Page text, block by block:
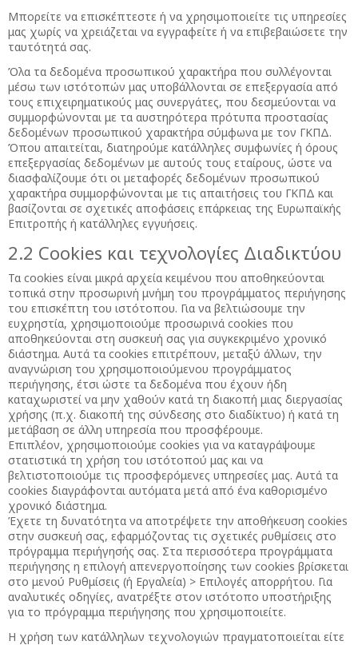
Μπορείτε να επισκέπτεστε ή να χρησιμοποιείτε τις υπηρεσίες
μας χωρίς να χρειάζεται να εγγραφείτε ή να επιβεβαιώσετε την
ταυτότητά σας.
Όλα τα δεδομένα προσωπικού χαρακτήρα που συλλέγονται
μέσω των ιστότοπών μας υποβάλλονται σε επεξεργασία από
τους επιχειρηματικούς μας συνεργάτες, που δεσμεύονται να
συμμορφώνονται με τα αυστηρότερα πρότυπα προστασίας
δεδομένων προσωπικού χαρακτήρα σύμφωνα με τον ΓΚΠΔ.
Όπου απαιτείται, διατηρούμε κατάλληλες συμφωνίες ή όρους
επεξεργασίας δεδομένων με αυτούς τους εταίρους, ώστε να
διασφαλίζουμε ότι οι μεταφορές δεδομένων προσωπικού
χαρακτήρα συμμορφώνονται με τις απαιτήσεις του ΓΚΠΔ και
βασίζονται σε σχετικές αποφάσεις επάρκειας της Ευρωπαϊκής
Επιτροπής ή κατάλληλες εγγυήσεις.
2.2 Cookies και τεχνολογίες Διαδικτύου
Τα cookies είναι μικρά αρχεία κειμένου που αποθηκεύονται
τοπικά στην προσωρινή μνήμη του προγράμματος περιήγησης
του επισκέπτη του ιστότοπου. Για να βελτιώσουμε την
ευχρηστία, χρησιμοποιούμε προσωρινά cookies που
αποθηκεύονται στη συσκευή σας για συγκεκριμένο χρονικό
διάστημα. Αυτά τα cookies επιτρέπουν, μεταξύ άλλων, την
αναγνώριση του χρησιμοποιούμενου προγράμματος
περιήγησης, έτσι ώστε τα δεδομένα που έχουν ήδη
καταχωριστεί να μην χαθούν κατά τη διακοπή μιας διεργασίας
χρήσης (π.χ. διακοπή της σύνδεσης στο διαδίκτυο) ή κατά τη
μετάβαση σε άλλη υπηρεσία που προσφέρουμε.
Επιπλέον, χρησιμοποιούμε cookies για να καταγράψουμε
στατιστικά τη χρήση του ιστότοπού μας και να
βελτιστοποιούμε τις προσφερόμενες υπηρεσίες μας. Αυτά τα
cookies διαγράφονται αυτόματα μετά από ένα καθορισμένο
χρονικό διάστημα.
Έχετε τη δυνατότητα να αποτρέψετε την αποθήκευση cookies
στην συσκευή σας, εφαρμόζοντας τις σχετικές ρυθμίσεις στο
πρόγραμμα περιήγησής σας. Στα περισσότερα προγράμματα
περιήγησης η επιλογή απενεργοποίησης των cookies βρίσκεται
στο μενού Ρυθμίσεις (ή Εργαλεία) > Επιλογές απορρήτου. Για
αναλυτικές οδηγίες, ανατρέξτε στον ιστότοπο υποστήριξης
για το πρόγραμμα περιήγησης που χρησιμοποιείτε.
Η χρήση των κατάλληλων τεχνολογιών πραγματοποιείται είτε